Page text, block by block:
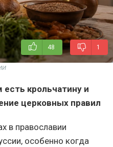
48 1
крольчатину и
церковных правил
в православии
особенно когда